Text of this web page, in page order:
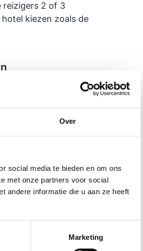
Over
social media te bieden en om ons
met onze partners voor social
andere informatie die u aan ze heeft
Marketing
reizigers 2 of 3
kiezen zoals de
van blockprint
worden
vrouwen en waar
blauw